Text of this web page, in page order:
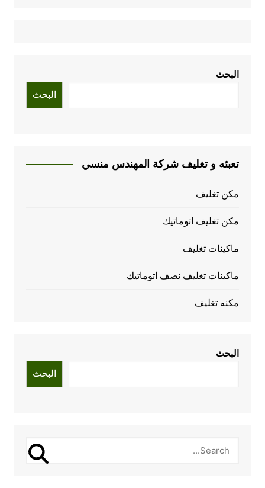
البحث
البحث
تعبئه و تغليف شركة المهندس منسي
مكن تغليف
مكن تغليف اتوماتيك
ماكينات تغليف
ماكينات تغليف نصف اتوماتيك
مكنه تغليف
البحث
البحث